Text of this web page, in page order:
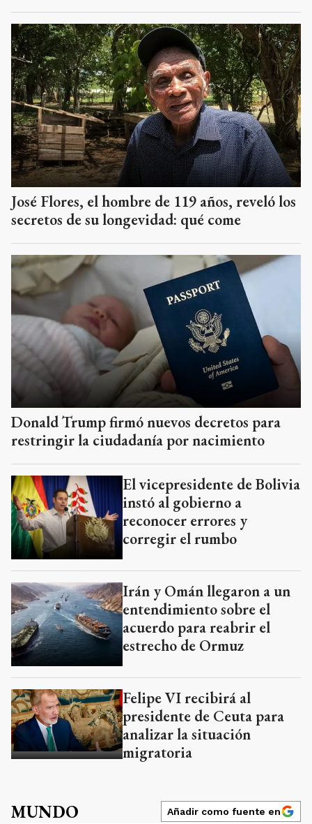
José Flores, el hombre de 119 años, reveló los
secretos de su longevidad: qué come
Donald Trump firmó nuevos decretos para
restringir la ciudadanía por nacimiento
El vicepresidente de Bolivia
instó al gobierno a
reconocer errores y
corregir el rumbo
Irán y Omán llegaron a un
entendimiento sobre el
acuerdo para reabrir el
estrecho de Ormuz
Felipe VI recibirá al
presidente de Ceuta para
analizar la situación
migratoria
MUNDO Añadir como fuente en